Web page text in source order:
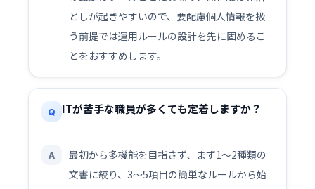
としが起きやすいので、要配慮個人情報を扱
う前提では運用ルールの設計を先に固めるこ
とをおすすめします。
Q ITが苦手な職員が多くても定着しますか？
A
最初から多機能を目指さず、まず1〜2種類の
文書に絞り、3〜5項目の簡単なルールから始